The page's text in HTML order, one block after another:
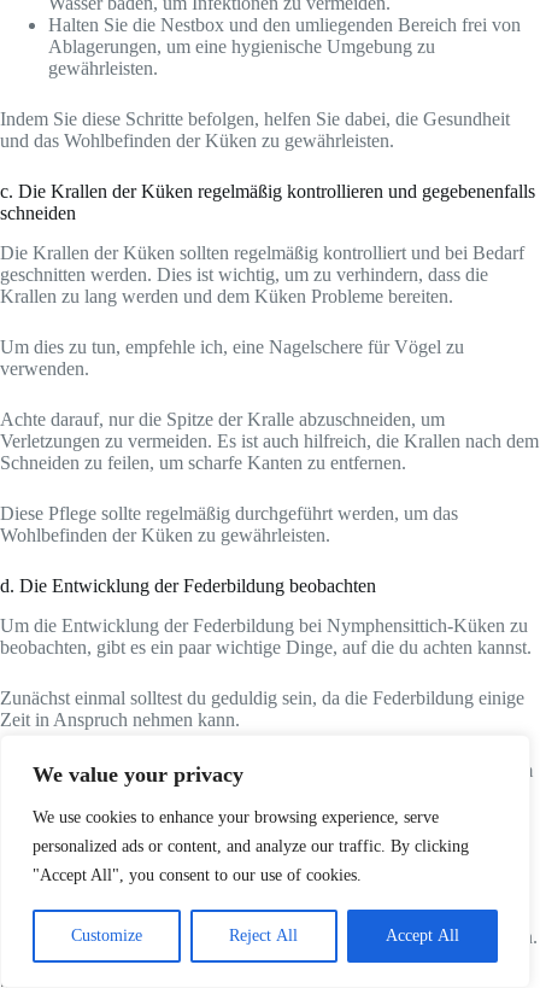
We value your privacy
We use cookies to enhance your browsing experience, serve
personalized ads or content, and analyze our traffic. By clicking
"Accept All", you consent to our use of cookies.
Customize Reject All Accept All
Halten Sie die Nestbox und den umliegenden Bereich frei von
Ablagerungen, um eine hygienische Umgebung zu
gewährleisten.
Indem Sie diese Schritte befolgen, helfen Sie dabei, die Gesundheit
und das Wohlbefinden der Küken zu gewährleisten.
c. Die Krallen der Küken regelmäßig kontrollieren und gegebenenfalls
schneiden
Die Krallen der Küken sollten regelmäßig kontrolliert und bei Bedarf
geschnitten werden. Dies ist wichtig, um zu verhindern, dass die
Krallen zu lang werden und dem Küken Probleme bereiten.
Um dies zu tun, empfehle ich, eine Nagelschere für Vögel zu
verwenden.
Achte darauf, nur die Spitze der Kralle abzuschneiden, um
Verletzungen zu vermeiden. Es ist auch hilfreich, die Krallen nach dem
Schneiden zu feilen, um scharfe Kanten zu entfernen.
Diese Pflege sollte regelmäßig durchgeführt werden, um das
Wohlbefinden der Küken zu gewährleisten.
d. Die Entwicklung der Federbildung beobachten
Um die Entwicklung der Federbildung bei Nymphensittich-Küken zu
beobachten, gibt es ein paar wichtige Dinge, auf die du achten kannst.
Zunächst einmal solltest du geduldig sein, da die Federbildung einige
Zeit in Anspruch nehmen kann.
Du kannst regelmäßig die Entwicklung der Federn beobachten, indem
du die kleinen Küken mit einem sicheren Abstand betrachtest.
Es ist interessant zu sehen, wie sich die Federn nach und nach
entwickeln und wachsen.
Achte darauf, dass die Küken während des Wachstumsprozesses
genug Nahrung und Wasser haben, um gesunde Federn zu entwickeln.